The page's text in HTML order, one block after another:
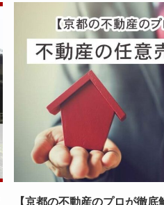
【京都の不動産のプロが徹